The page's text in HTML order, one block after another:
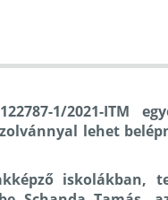
1/2021-ITM
lehet
iskolákban,